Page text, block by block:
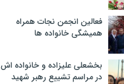
فعالین انجمن نجات همراه
همیشگی خانواده ها
بخشعلی علیزاده و خانواده اش
در مراسم تشییع رهبر شهید